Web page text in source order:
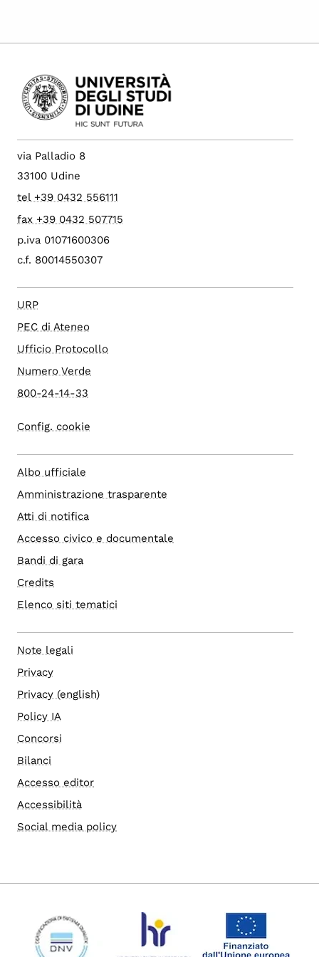
via Palladio 8
33100 Udine
tel +39 0432 556111
fax +39 0432 507715
p.iva 01071600306
c.f. 80014550307
URP
PEC di Ateneo
Ufficio Protocollo
Numero Verde
800-24-14-33
Config. cookie
Albo ufficiale
Amministrazione trasparente
Atti di notifica
Accesso civico e documentale
Bandi di gara
Credits
Elenco siti tematici
Note legali
Privacy
Privacy (english)
Policy IA
Concorsi
Bilanci
Accesso editor
Accessibilità
Social media policy